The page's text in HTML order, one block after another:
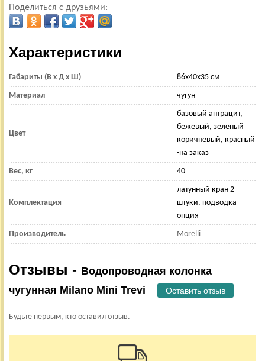
Поделиться с друзьями:
Характеристики
Габариты (В x Д x Ш) 86x40x35 см
Материал чугун
Цвет
базовый антрацит,
бежевый, зеленый
коричневый, красный
-на заказ
Вес, кг 40
Комплектация
латунный кран 2
штуки, подводка-
опция
Производитель Morelli
Отзывы - Водопроводная колонка
чугунная Milano Mini Trevi
Оставить отзыв
Будьте первым, кто оставил отзыв.